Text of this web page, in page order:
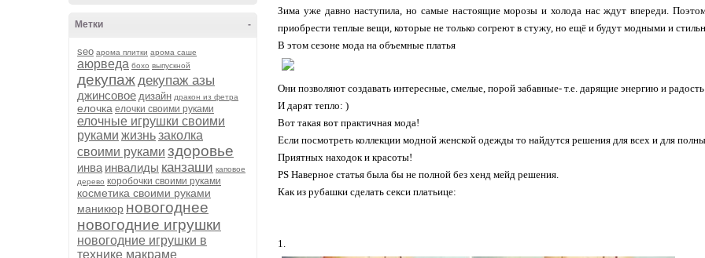
-
Метки
seo арома плитки арома саше
аюрведа бохо выпускной
декупаждекупаж азы
джинсовое дизайн дракон из фетра
елочка елочки своими руками
елочные игрушки своими
руками жизньзаколка
своими руками здоровье
инва инвалиды канзаши каповое
дерево коробочки своими руками
косметика своими руками
маникюр новогоднее
новогодние игрушки
новогодние игрушки в
технике макраме
Зима уже давно наступила, но самые настоящие морозы и холода нас ждут впереди.
приобрести теплые вещи, которые не только согреют в стужу, но ещё и будут модными и
В этом сезоне мода на объемные платья
Они позволяют создавать интересные, смелые, порой забавные- т.е. дарящие энергию и
И дарят тепло: )
Вот такая вот практичная мода!
Если посмотреть коллекции модной женской одежды то найдутся решения для всех и для
Приятных находок и красоты!
PS Наверное статья была бы не полной без хенд мейд решения.
Как из рубашки сделать секси платьице:
1.